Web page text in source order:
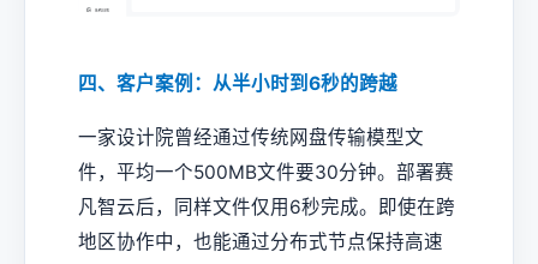
四、客户案例：从半小时到6秒的跨越
一家设计院曾经通过传统网盘传输模型文
件，平均一个500MB文件要30分钟。部署赛
凡智云后，同样文件仅用6秒完成。即使在跨
地区协作中，也能通过分布式节点保持高速